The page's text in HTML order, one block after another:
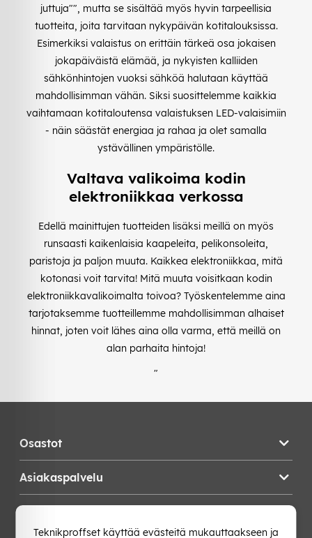
juttuja"", mutta se sisältää myös hyvin tarpeellisia
tuotteita, joita tarvitaan nykypäivän kotitalouksissa.
Esimerkiksi valaistus on erittäin tärkeä osa jokaisen
jokapäiväistä elämää, ja nykyisten kalliiden
sähkönhintojen vuoksi sähköä halutaan käyttää
mahdollisimman vähän. Siksi suosittelemme kaikkia
vaihtamaan kotitaloutensa valaistuksen LED-valaisimiin
- näin säästät energiaa ja rahaa ja olet samalla
ystävällinen ympäristölle.
Valtava valikoima kodin
elektroniikkaa verkossa
Edellä mainittujen tuotteiden lisäksi meillä on myös
runsaasti kaikenlaisia kaapeleita, pelikonsoleita,
paristoja ja paljon muuta. Kaikkea elektroniikkaa, mitä
kotonasi voit tarvita! Mitä muuta voisitkaan kodin
elektroniikkavalikoimalta toivoa? Työskentelemme aina
tarjotaksemme tuotteillemme mahdollisimman alhaiset
hinnat, joten voit lähes aina olla varma, että meillä on
alan parhaita hintoja!
"
Osastot
Asiakaspalvelu
Teknikproffset käyttää evästeitä mukauttaakseen ja